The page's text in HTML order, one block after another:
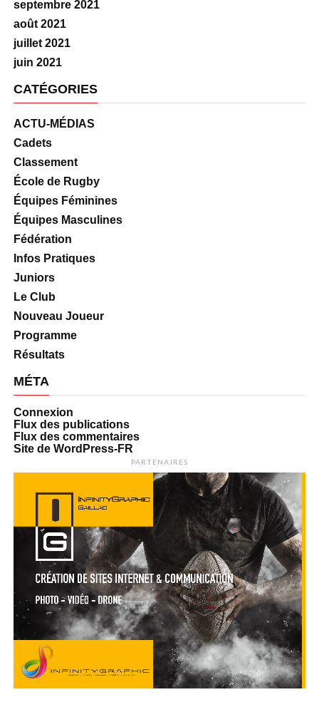
septembre 2021
août 2021
juillet 2021
juin 2021
CATÉGORIES
ACTU-MÉDIAS
Cadets
Classement
École de Rugby
Équipes Féminines
Équipes Masculines
Fédération
Infos Pratiques
Juniors
Le Club
Nouveau Joueur
Programme
Résultats
MÉTA
Connexion
Flux des publications
Flux des commentaires
Site de WordPress-FR
PARTENAIRES